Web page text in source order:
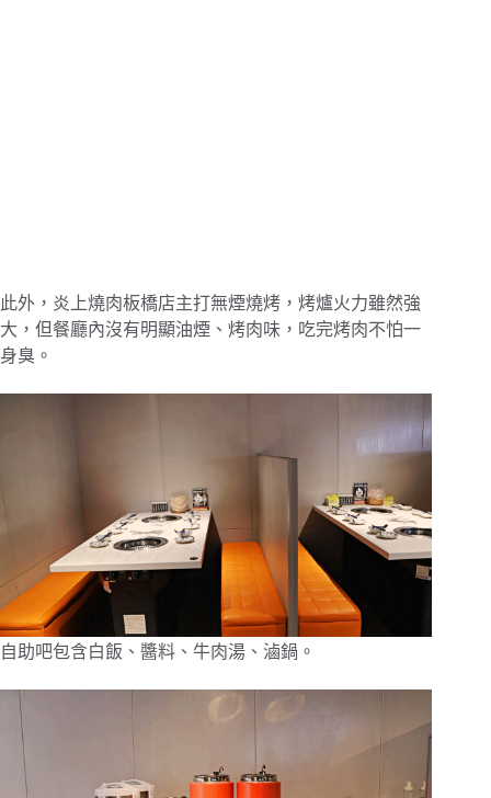
此外，炎上燒肉板橋店主打無煙燒烤，烤爐火力雖然強
大，但餐廳內沒有明顯油煙、烤肉味，吃完烤肉不怕一
身臭。
自助吧包含白飯、醬料、牛肉湯、滷鍋。